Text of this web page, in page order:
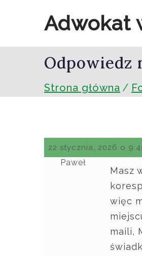
treści
Adwokat
Odpowiedz
Strona główna
22 stycznia, 2026 o
Paweł
Masz
więc
maili,